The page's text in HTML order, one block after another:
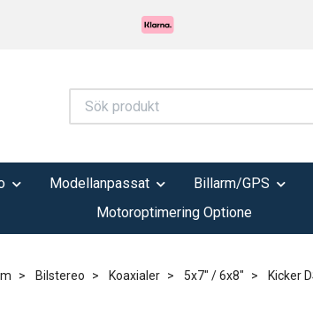
Modellanpassat Billarm/GPS
Motoroptimering Optione
Bilstereo Koaxialer 5x7" / 6x8" Kicker